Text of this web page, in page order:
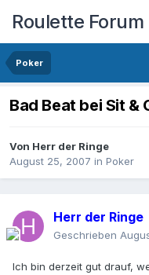
Roulette Forum
Poker
Bad Beat bei Sit &
Von Herr der Ringe
August 25, 2007 in Poker
Herr der Ringe
Geschrieben
Ich bin derzeit gut drauf,